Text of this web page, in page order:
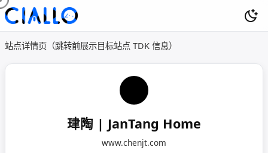
站点详情页（跳转前展示目标站点 TDK 信息）
珒陶 | JanTang Home
www.chenjt.com